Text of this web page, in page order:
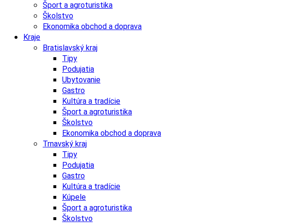
Šport a agroturistika
Školstvo
Ekonomika obchod a doprava
Kraje
Bratislavský kraj
Tipy
Podujatia
Ubytovanie
Gastro
Kultúra a tradície
Šport a agroturistika
Školstvo
Ekonomika obchod a doprava
Trnavský kraj
Tipy
Podujatia
Gastro
Kultúra a tradície
Kúpele
Šport a agroturistika
Školstvo